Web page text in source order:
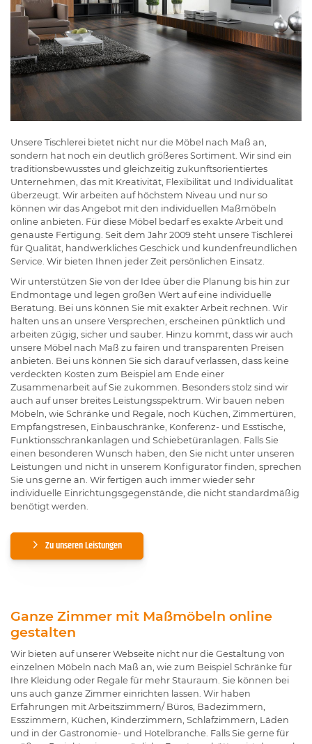
Unsere Tischlerei bietet nicht nur die Möbel nach Maß an,
sondern hat noch ein deutlich größeres Sortiment. Wir sind ein
traditionsbewusstes und gleichzeitig zukunftsorientiertes
Unternehmen, das mit Kreativität, Flexibilität und Individualität
überzeugt. Wir arbeiten auf höchstem Niveau und nur so
können wir das Angebot mit den individuellen Maßmöbeln
online anbieten. Für diese Möbel bedarf es exakte Arbeit und
genauste Fertigung. Seit dem Jahr 2009 steht unsere Tischlerei
für Qualität, handwerkliches Geschick und kundenfreundlichen
Service. Wir bieten Ihnen jeder Zeit persönlichen Einsatz.
Wir unterstützen Sie von der Idee über die Planung bis hin zur
Endmontage und legen großen Wert auf eine individuelle
Beratung. Bei uns können Sie mit exakter Arbeit rechnen. Wir
halten uns an unsere Versprechen, erscheinen pünktlich und
arbeiten zügig, sicher und sauber. Hinzu kommt, dass wir auch
unsere Möbel nach Maß zu fairen und transparenten Preisen
anbieten. Bei uns können Sie sich darauf verlassen, dass keine
verdeckten Kosten zum Beispiel am Ende einer
Zusammenarbeit auf Sie zukommen. Besonders stolz sind wir
auch auf unser breites Leistungsspektrum. Wir bauen neben
Möbeln, wie Schränke und Regale, noch Küchen, Zimmertüren,
Empfangstresen, Einbauschränke, Konferenz- und Esstische,
Funktionsschrankanlagen und Schiebetüranlagen. Falls Sie
einen besonderen Wunsch haben, den Sie nicht unter unseren
Leistungen und nicht in unserem Konfigurator finden, sprechen
Sie uns gerne an. Wir fertigen auch immer wieder sehr
individuelle Einrichtungsgegenstände, die nicht standardmäßig
benötigt werden.
Zu unseren Leistungen
Ganze Zimmer mit Maßmöbeln online
gestalten
Wir bieten auf unserer Webseite nicht nur die Gestaltung von
einzelnen Möbeln nach Maß an, wie zum Beispiel Schränke für
Ihre Kleidung oder Regale für mehr Stauraum. Sie können bei
uns auch ganze Zimmer einrichten lassen. Wir haben
Erfahrungen mit Arbeitszimmern/ Büros, Badezimmern,
Esszimmern, Küchen, Kinderzimmern, Schlafzimmern, Läden
und in der Gastronomie- und Hotelbranche. Falls Sie gerne für